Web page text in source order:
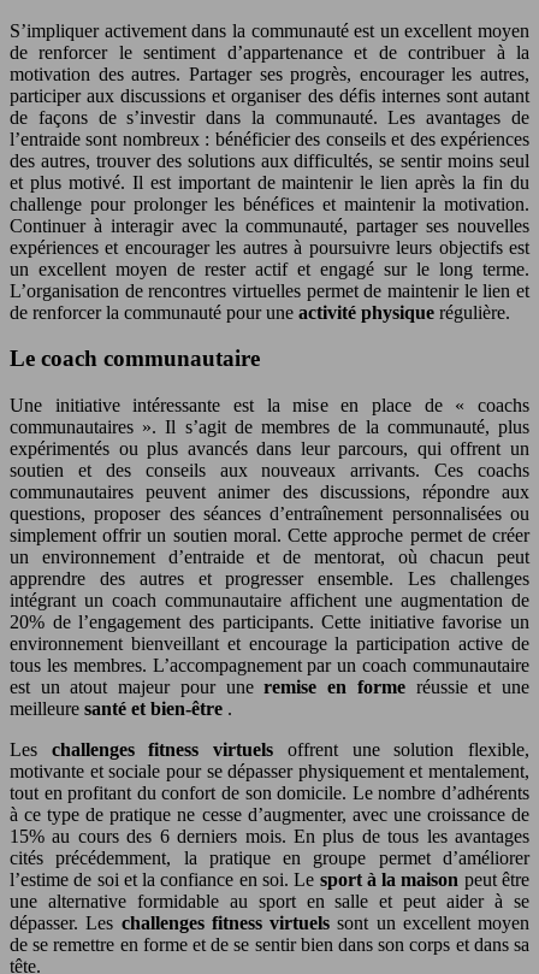
S’impliquer activement dans la communauté est un excellent moyen
de renforcer le sentiment d’appartenance et de contribuer à la
motivation des autres. Partager ses progrès, encourager les autres,
participer aux discussions et organiser des défis internes sont autant
de façons de s’investir dans la communauté. Les avantages de
l’entraide sont nombreux : bénéficier des conseils et des expériences
des autres, trouver des solutions aux difficultés, se sentir moins seul
et plus motivé. Il est important de maintenir le lien après la fin du
challenge pour prolonger les bénéfices et maintenir la motivation.
Continuer à interagir avec la communauté, partager ses nouvelles
expériences et encourager les autres à poursuivre leurs objectifs est
un excellent moyen de rester actif et engagé sur le long terme.
L’organisation de rencontres virtuelles permet de maintenir le lien et
de renforcer la communauté pour une activité physique régulière.
Le coach communautaire
Une initiative intéressante est la mise en place de « coachs
communautaires ». Il s’agit de membres de la communauté, plus
expérimentés ou plus avancés dans leur parcours, qui offrent un
soutien et des conseils aux nouveaux arrivants. Ces coachs
communautaires peuvent animer des discussions, répondre aux
questions, proposer des séances d’entraînement personnalisées ou
simplement offrir un soutien moral. Cette approche permet de créer
un environnement d’entraide et de mentorat, où chacun peut
apprendre des autres et progresser ensemble. Les challenges
intégrant un coach communautaire affichent une augmentation de
20% de l’engagement des participants. Cette initiative favorise un
environnement bienveillant et encourage la participation active de
tous les membres. L’accompagnement par un coach communautaire
est un atout majeur pour uneremise en forme réussie et une
meilleure santé et bien-être .
Les challenges fitness virtuels offrent une solution flexible,
motivante et sociale pour se dépasser physiquement et mentalement,
tout en profitant du confort de son domicile. Le nombre d’adhérents
à ce type de pratique ne cesse d’augmenter, avec une croissance de
15% au cours des 6 derniers mois. En plus de tous les avantages
cités précédemment, la pratique en groupe permet d’améliorer
l’estime de soi et la confiance en soi. Le sport à la maison peut être
une alternative formidable au sport en salle et peut aider à se
dépasser. Les challenges fitness virtuelssont un excellent moyen
de se remettre en forme et de se sentir bien dans son corps et dans sa
tête.